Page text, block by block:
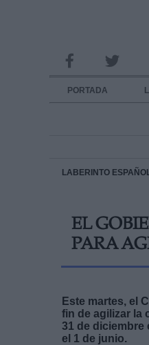
PORTADA
LABERINTO ESPAÑOL
EL
PARA
Este martes, el
fin de agilizar la
31 de
el 1 de junio.
INFORMACION SOBRE LA
Responsable:
Destinatarios:
link
Información adicional